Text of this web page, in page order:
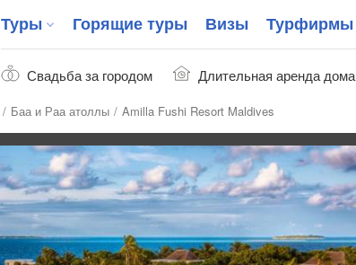
Свадьба за городом Длительная аренда дома
Туры Горящие туры Визы Турфирмы
Баа и Раа атоллы Amilla Fushi Resort Maldives